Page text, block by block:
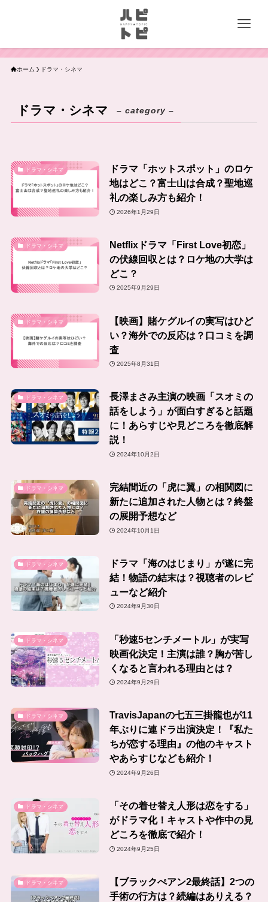
ホーム ドラマ・シネマ
ドラマ・シネマ – category –
ドラマ・シネマ
ドラマ「ホットスポット」のロケ
地はどこ？富士山は合成？聖地巡
礼の楽しみ方も紹介！
2026年1月29日
ドラマ・シネマ
Netflixドラマ「First Love初恋」
の伏線回収とは？ロケ地の大学は
どこ？
2025年9月29日
ドラマ・シネマ
【映画】賭ケグルイの実写はひど
い？海外での反応は？口コミを調
査
2025年8月31日
ドラマ・シネマ
長澤まさみ主演の映画「スオミの
話をしよう」が面白すぎると話題
に！あらすじや見どころを徹底解
説！
2024年10月2日
ドラマ・シネマ
完結間近の「虎に翼」の相関図に
新たに追加された人物とは？終盤
の展開予想など
2024年10月1日
ドラマ・シネマ
ドラマ「海のはじまり」が遂に完
結！物語の結末は？視聴者のレビ
ューなど紹介
2024年9月30日
ドラマ・シネマ
「秒速5センチメートル」が実写
映画化決定！主演は誰？胸が苦し
くなると言われる理由とは？
2024年9月29日
ドラマ・シネマ
TravisJapanの七五三掛龍也が11
年ぶりに連ドラ出演決定！『私た
ちが恋する理由』の他のキャスト
やあらすじなども紹介！
2024年9月26日
ドラマ・シネマ
「その着せ替え人形は恋をする」
がドラマ化！キャストや作中の見
どころを徹底で紹介！
2024年9月25日
ドラマ・シネマ
【ブラックぺアン2最終話】2つの
手術の行方は？続編はありえる？